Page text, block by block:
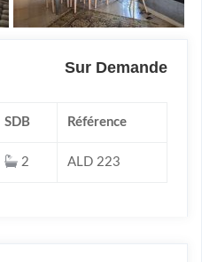
Sur Demande
SDB Référence
2 ALD 223